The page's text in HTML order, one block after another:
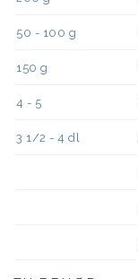
50 - 100 g
150 g
4 - 5
3 1/2 - 4 dl